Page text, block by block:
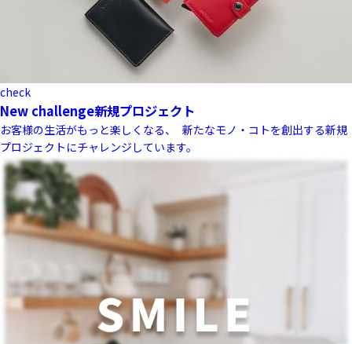
check
New challenge新規プロジェクト
お客様の生活がもっと楽しくなる、 新たなモノ・コトを創出する新規
プロジェクトにチャレンジしています。